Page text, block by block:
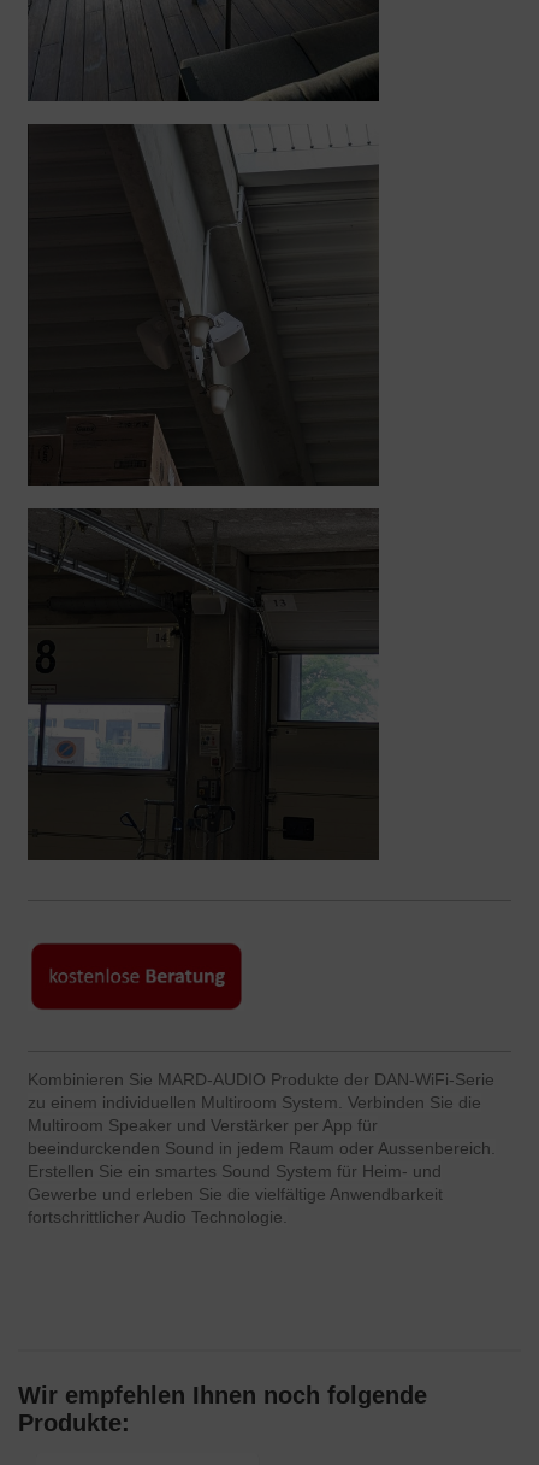
Kombinieren Sie MARD-AUDIO Produkte der DAN-WiFi-Serie
zu einem individuellen Multiroom System. Verbinden Sie die
Multiroom Speaker und Verstärker per App für
beeindurckenden Sound in jedem Raum oder Aussenbereich.
Erstellen Sie ein smartes Sound System für Heim- und
Gewerbe und erleben Sie die vielfältige Anwendbarkeit
fortschrittlicher Audio Technologie.
Wir empfehlen Ihnen noch folgende
Produkte: